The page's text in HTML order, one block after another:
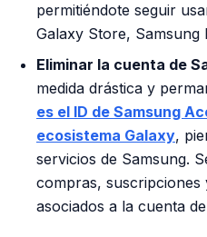
permitiéndote seguir
Galaxy Store, Samsung
Eliminar la cuenta de
medida drástica y
es el ID de Samsung
ecosistema Galaxy,
servicios de Samsung.
compras, suscripciones
asociados a la cuenta